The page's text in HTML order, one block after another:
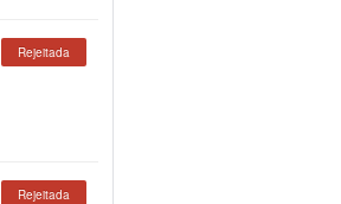
Rejeitada
Rejeitada